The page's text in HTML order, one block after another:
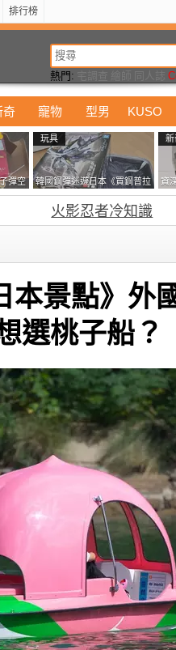
排行榜
熱門:
奇 寵物 型男 KUSO
彈空
友直
玩具
韓國鋼彈迷遊日本《買鋼普拉
塞不進行李箱》網友們集思廣
益提供解方了……
新
資
鎖
火影忍者冷知識
本景點》外
選桃子船？
科技 動漫